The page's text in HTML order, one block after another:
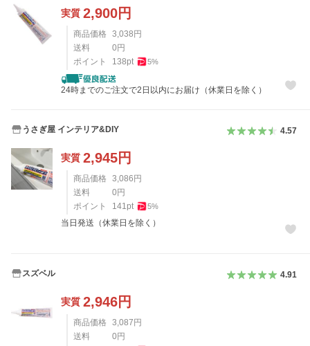
実質 2,900円
商品価格 3,038円
送料
0円
ポイント
138pt 5%
24時までのご注文で2日以内にお届け（休業日を除く）
うさぎ屋 インテリア&DIY 4.57
実質 2,945円
商品価格 3,086 円
送料
0 円
ポイント
141pt 5%
当日発送（休業日を除く）
スズベル 4.91
実質 2,946円
商品価格 3,087 円
送料
0 円